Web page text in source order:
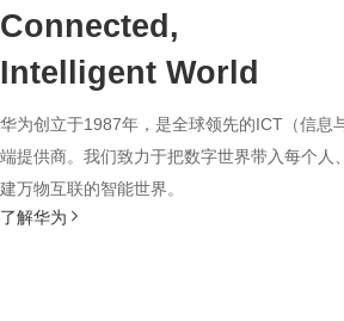
Connected,
Intelligent World
华为创立于1987年，是全球领先的ICT（信息
端提供商。我们致力于把数字世界带入每个人
建万物互联的智能世界。
了解华为